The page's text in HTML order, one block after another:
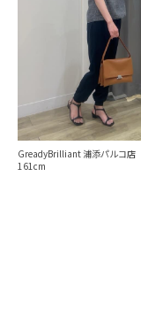
GreadyBrilliant 浦添パルコ店
161